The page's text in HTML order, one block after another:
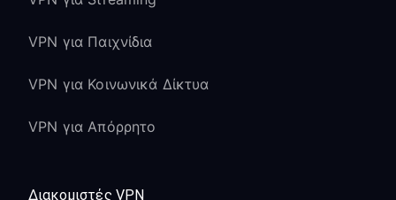
VPN για Παιχνίδια
VPN για Κοινωνικά Δίκτυα
VPN για Απόρρητο
Διακομιστές VPN